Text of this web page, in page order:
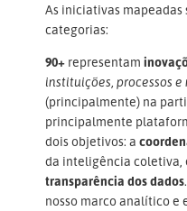
As iniciativas mapeadas
categorias:
90+ representam
instituições, processos e
(principalmente) na
principalmente
dois objetivos: a
da inteligência coletiva,
transparência dos dados
nosso marco analítico e